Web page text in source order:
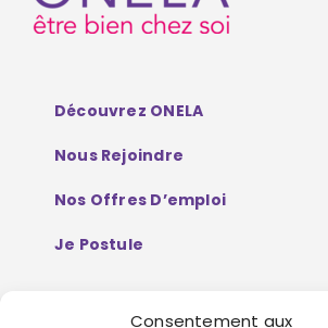
Consentement aux
Découvrez ONELA
Nous Rejoindre
Nos Offres D’emploi
Je Postule